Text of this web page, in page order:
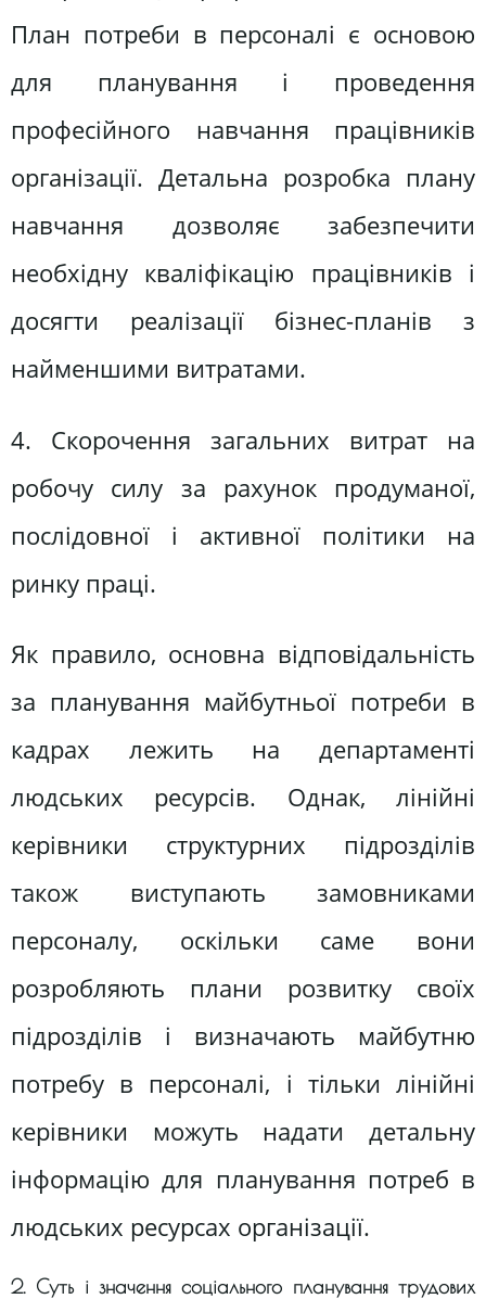
План потреби в персоналі є основою
для планування і проведення
професійного навчання працівників
організації. Детальна розробка плану
навчання дозволяє забезпечити
необхідну кваліфікацію працівників і
досягти реалізації бізнес-планів з
найменшими витратами.
4. Скорочення загальних витрат на
робочу силу за рахунок продуманої,
послідовної і активної політики на
ринку праці.
Як правило, основна відповідальність
за планування майбутньої потреби в
кадрах лежить на департаменті
людських ресурсів. Однак, лінійні
керівники структурних підрозділів
також виступають замовниками
персоналу, оскільки саме вони
розробляють плани розвитку своїх
підрозділів і визначають майбутню
потребу в персоналі, і тільки лінійні
керівники можуть надати детальну
інформацію для планування потреб в
людських ресурсах організації.
2. Суть і значення соціального планування трудових